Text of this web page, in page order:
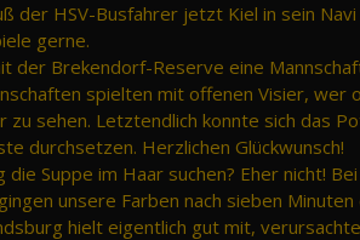
der HSV-Busfahrer jetzt Kiel in sein Navi
gerne.
der Brekendorf-Reserve eine
spielten mit offenen Visier, wer
sehen. Letztendlich konnte sich das
durchsetzen. Herzlichen Glückwunsch!
die Suppe im Haar suchen? Eher nicht!
unsere Farben nach sieben Minuten
hielt eigentlich gut mit,